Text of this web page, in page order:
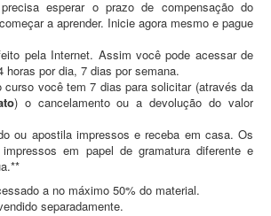
esperar o prazo de compensação do
a aprender. Inicie agora mesmo e pague
pela Internet. Assim você pode acessar de
horas por dia, 7 dias por semana.
curso você tem 7 dias para solicitar (através da
) o cancelamento ou a devolução do valor
ou apostila impressos e receba em casa. Os
em papel de gramatura diferente e
a no máximo 50% do material.
separadamente.